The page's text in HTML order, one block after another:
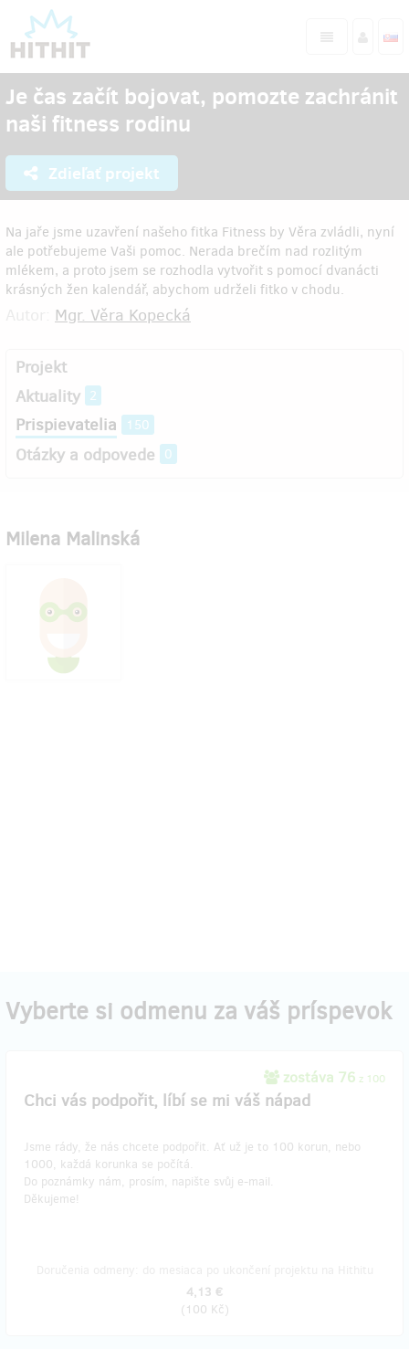
Je čas začít bojovat, pomozte zachránit
naši fitness rodinu
Zdieľať projekt
Na jaře jsme uzavření našeho fitka Fitness by Věra zvládli, nyní
ale potřebujeme Vaši pomoc. Nerada brečím nad rozlitým
mlékem, a proto jsem se rozhodla vytvořit s pomocí dvanácti
krásných žen kalendář, abychom udrželi fitko v chodu.
Mgr. Věra Kopecká
Projekt
Aktuality 2
Prispievatelia 150
Otázky a odpovede 0
Milena Malinská
Vyberte si odmenu za váš príspevok
zostáva 76 z 100
Chci vás podpořit, líbí se mi váš nápad
Jsme rády, že nás chcete podpořit. Ať už je to 100 korun, nebo
1000, každá korunka se počítá.
Do poznámky nám, prosím, napište svůj e-mail.
Děkujeme!
4,13 €
(100 Kč)